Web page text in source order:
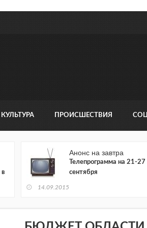
КУЛЬТУРА ПРОИСШЕСТВИЯ
в
Анонс на завтра
Телепрограмма на 21-27
сентября
14.09.2015